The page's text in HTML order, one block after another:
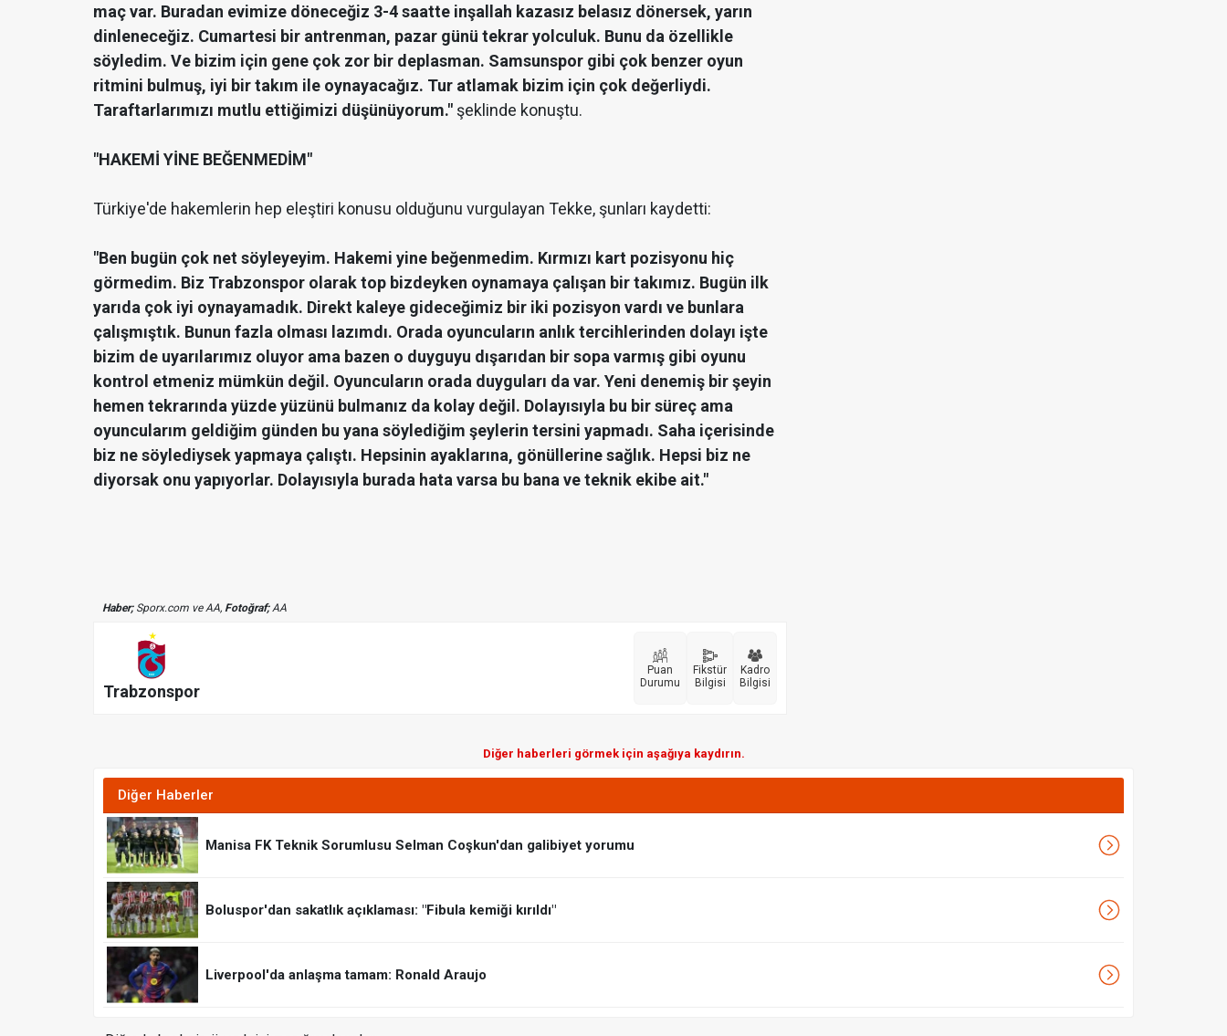
maç var. Buradan evimize döneceğiz 3-4 saatte inşallah kazasız belasız dönersek, yarın
dinleneceğiz. Cumartesi bir antrenman, pazar günü tekrar yolculuk. Bunu da özellikle
söyledim. Ve bizim için gene çok zor bir deplasman. Samsunspor gibi çok benzer oyun
ritmini bulmuş, iyi bir takım ile oynayacağız. Tur atlamak bizim için çok değerliydi.
Taraftarlarımızı mutlu ettiğimizi düşünüyorum." şeklinde konuştu.
"HAKEMİ YİNE BEĞENMEDİM"
Türkiye'de hakemlerin hep eleştiri konusu olduğunu vurgulayan Tekke, şunları kaydetti:
"Ben bugün çok net söyleyeyim. Hakemi yine beğenmedim. Kırmızı kart pozisyonu hiç
görmedim. Biz Trabzonspor olarak top bizdeyken oynamaya çalışan bir takımız. Bugün ilk
yarıda çok iyi oynayamadık. Direkt kaleye gideceğimiz bir iki pozisyon vardı ve bunlara
çalışmıştık. Bunun fazla olması lazımdı. Orada oyuncuların anlık tercihlerinden dolayı işte
bizim de uyarılarımız oluyor ama bazen o duyguyu dışarıdan bir sopa varmış gibi oyunu
kontrol etmeniz mümkün değil. Oyuncuların orada duyguları da var. Yeni denemiş bir şeyin
hemen tekrarında yüzde yüzünü bulmanız da kolay değil. Dolayısıyla bu bir süreç ama
oyuncularım geldiğim günden bu yana söylediğim şeylerin tersini yapmadı. Saha içerisinde
biz ne söylediysek yapmaya çalıştı. Hepsinin ayaklarına, gönüllerine sağlık. Hepsi biz ne
diyorsak onu yapıyorlar. Dolayısıyla burada hata varsa bu bana ve teknik ekibe ait."
Haber;Sporx.com ve AA, Fotoğraf;AA
Trabzonspor
Puan
Durumu
Fikstür
Bilgisi
Kadro
Bilgisi
Diğer haberleri görmek için aşağıya kaydırın.
Diğer Haberler
Manisa FK Teknik Sorumlusu Selman Coşkun'dan galibiyet yorumu
Boluspor'dan sakatlık açıklaması: "Fibula kemiği kırıldı"
Liverpool'da anlaşma tamam: Ronald Araujo